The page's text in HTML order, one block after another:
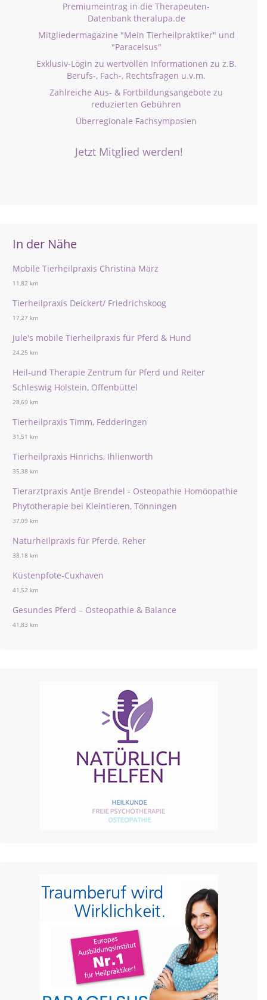
Premiumeintrag in die Therapeuten-
Datenbank theralupa.de
Mitgliedermagazine "Mein Tierheilpraktiker" und
"Paracelsus"
Exklusiv-Login zu wertvollen Informationen zu z.B.
Berufs-, Fach-, Rechtsfragen u.v.m.
Zahlreiche Aus- & Fortbildungsangebote zu
reduzierten Gebühren
Überregionale Fachsymposien
Jetzt Mitglied werden!
In der Nähe
Mobile Tierheilpraxis Christina März
11,82 km
Tierheilpraxis Deickert/ Friedrichskoog
17,27 km
Jule's mobile Tierheilpraxis für Pferd & Hund
24,25 km
Heil-und Therapie Zentrum für Pferd und Reiter
Schleswig Holstein, Offenbüttel
28,69 km
Tierheilpraxis Timm, Fedderingen
31,51 km
Tierheilpraxis Hinrichs, Ihlienworth
35,38 km
Tierarztpraxis Antje Brendel - Osteopathie Homöopathie
Phytotherapie bei Kleintieren, Tönningen
37,09 km
Naturheilpraxis für Pferde, Reher
38,18 km
Küstenpfote-Cuxhaven
41,52 km
Gesundes Pferd – Osteopathie & Balance
41,83 km